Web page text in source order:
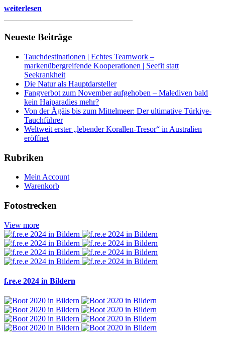
weiterlesen
Neueste Beiträge
Tauchdestinationen | Echtes Teamwork –
markenübergreifende Kooperationen | Seefit statt
Seekrankheit
Die Natur als Hauptdarsteller
Fangverbot zum November aufgehoben – Malediven bald
kein Haiparadies mehr?
Von der Ägäis bis zum Mittelmeer: Der ultimative Türkiye-
Tauchführer
Weltweit erster „lebender Korallen-Tresor“ in Australien
eröffnet
Rubriken
Mein Account
Warenkorb
Fotostrecken
View more
f.re.e 2024 in Bildern